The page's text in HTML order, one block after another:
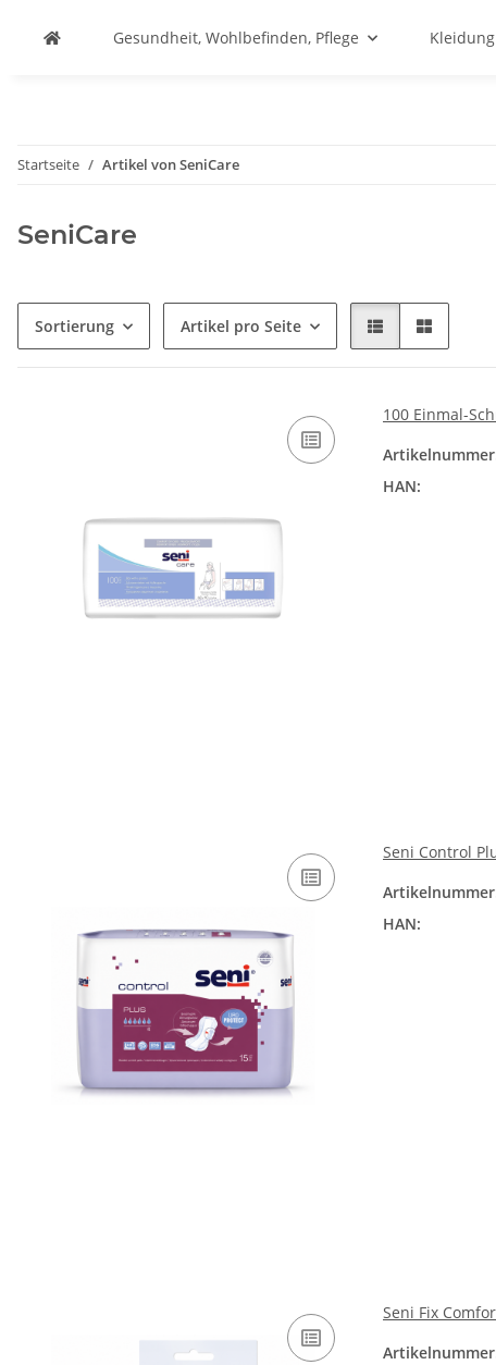
Gesundheit, Wohlbefinden, Pflege
Startseite Artikel von SeniCare
SeniCare
Sortierung Artikel pro Seite
100 Einmal-
HAN:
Seni Control
HAN:
Seni Fix